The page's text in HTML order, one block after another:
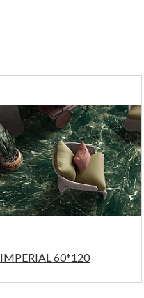
IMPERIAL 60*120